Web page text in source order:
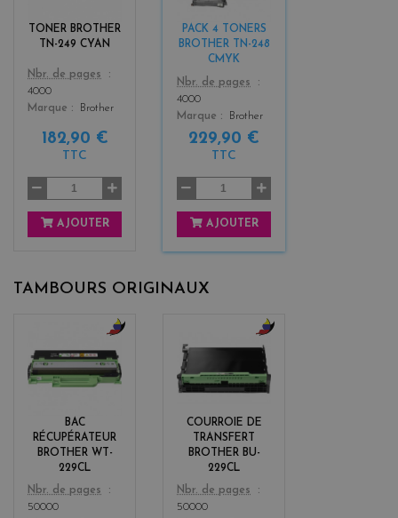
TONER BROTHER
TN-249 CYAN
Color
Nbr. de pages
4000
Marque
Brother
182,90 €
TTC
AJOUTER
PACK 4 TONERS
BROTHER TN-248
CMYK
Color
k
+
Nbr. de pages
4000
Marque
Brother
229,90 €
TTC
AJOUTER
TAMBOURS ORIGINAUX
BAC
RÉCUPÉRATEUR
BROTHER WT-
229CL
Color
l
a
+
3
Nbr. de pages
50000
COURROIE DE
TRANSFERT
BROTHER BU-
229CL
Color
b
a
k
3
Nbr. de pages
50000